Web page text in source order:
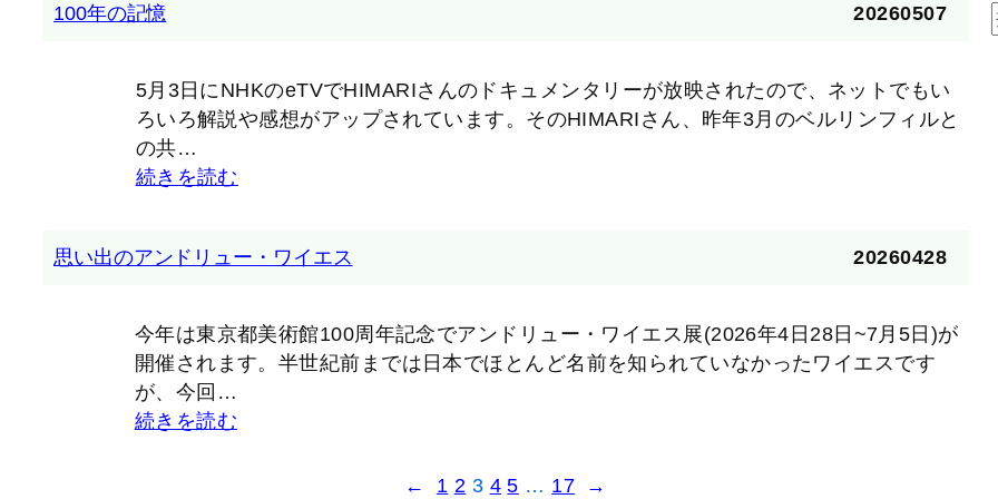
100年の記憶 20260507
5月3日にNHKのeTVでHIMARIさんのドキュメンタリーが放映されたので、ネットでもい
ろいろ解説や感想がアップされています。そのHIMARIさん、昨年3月のベルリンフィルと
の共…
続きを読む
思い出のアンドリュー・ワイエス 20260428
今年は東京都美術館100周年記念でアンドリュー・ワイエス展(2026年4日28日~7月5日)が
開催されます。半世紀前までは日本でほとんど名前を知られていなかったワイエスです
が、今回…
続きを読む
← 1 2 3 4 5 … 17 →